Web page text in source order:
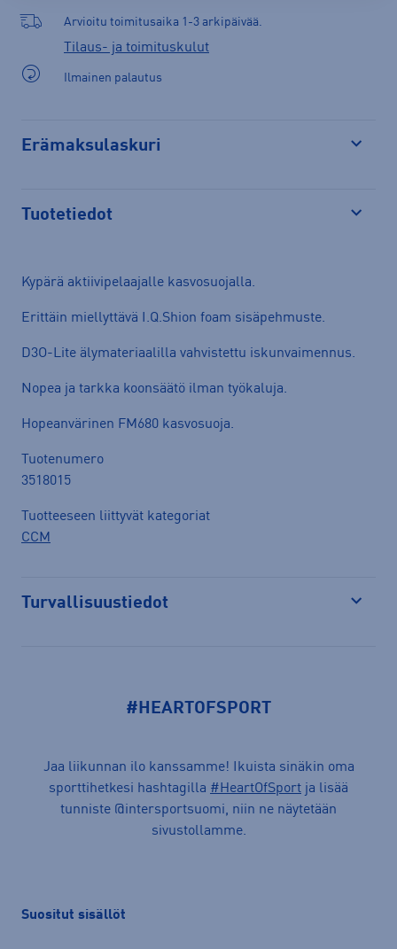
Arvioitu toimitusaika 1-3 arkipäivää.
Tilaus- ja toimituskulut
Ilmainen palautus
Erämaksulaskuri
Tuotetiedot
Kypärä aktiivipelaajalle kasvosuojalla.
Erittäin miellyttävä I.Q.Shion foam sisäpehmuste.
D3O-Lite älymateriaalilla vahvistettu iskunvaimennus.
Nopea ja tarkka koonsäätö ilman työkaluja.
Hopeanvärinen FM680 kasvosuoja.
Tuotenumero
3518015
Tuotteeseen liittyvät kategoriat
CCM
Turvallisuustiedot
#HEARTOFSPORT
Jaa liikunnan ilo kanssamme! Ikuista sinäkin oma
sporttihetkesi hashtagilla #HeartOfSport ja lisää
tunniste @intersportsuomi, niin ne näytetään
sivustollamme.
Suositut sisällöt